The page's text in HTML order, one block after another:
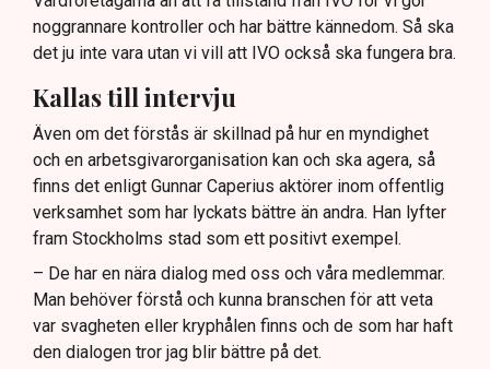
noggrannare kontroller och har bättre kännedom. Så ska
det ju inte vara utan vi vill att IVO också ska fungera bra.
Kallas till intervju
Även om det förstås är skillnad på hur en myndighet
och en arbetsgivarorganisation kan och ska agera, så
finns det enligt Gunnar Caperius aktörer inom offentlig
verksamhet som har lyckats bättre än andra. Han lyfter
fram Stockholms stad som ett positivt exempel.
– De har en nära dialog med oss och våra medlemmar.
Man behöver förstå och kunna branschen för att veta
var svagheten eller kryphålen finns och de som har haft
den dialogen tror jag blir bättre på det.